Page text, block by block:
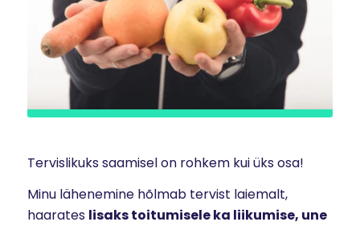
Tervislikuks saamisel on rohkem kui üks osa!
Minu lähenemine hõlmab tervist laiemalt,
haarates lisaks toitumisele ka liikumise, une